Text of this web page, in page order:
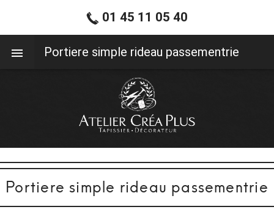
Portiere simple rideau passementrie
01 45 11 05 40
Portiere simple rideau passementrie